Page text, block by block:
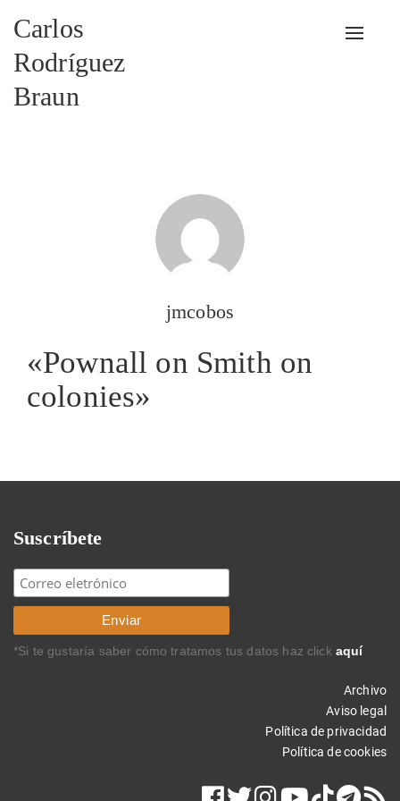
Carlos
Rodríguez
Braun
jmcobos
«Pownall on Smith on
colonies»
Suscríbete
*Si te gustaría saber cómo tratamos tus datos haz click aquí
Archivo
Aviso legal
Política de privacidad
Política de cookies